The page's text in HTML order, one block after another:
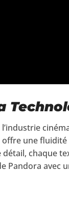
une
chaque
Pandora avec